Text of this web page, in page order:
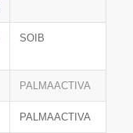
SOIB
PALMAACTIVA
PALMAACTIVA